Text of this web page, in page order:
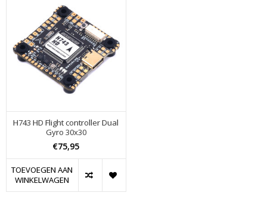
H743 HD Flight controller Dual
Gyro 30x30
€75,95
TOEVOEGEN AAN
WINKELWAGEN